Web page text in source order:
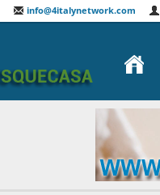
info@4italynetwork.com